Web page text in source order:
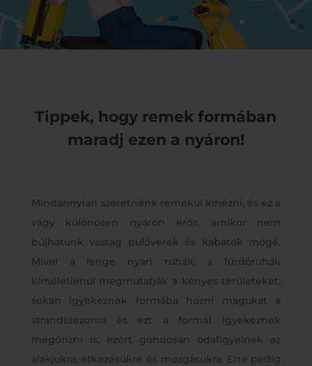
Tippek, hogy remek formában
maradj ezen a nyáron!
Mindannyian szeretnénk remekül kinézni, és ez a
vágy különösen nyáron erős, amikor nem
bújhatunk vastag pulóverek és kabátok mögé.
Mivel a lenge nyári ruhák, a fürdőruhák
kíméletlenül megmutatják a kényes területeket,
sokan igyekeznek formába hozni magukat a
strandszezonra és ezt a formát igyekeznek
megőrizni is, ezért gondosan odafigyelnek az
alakjukra, étkezésükre és mozgásukra. Erre pedig